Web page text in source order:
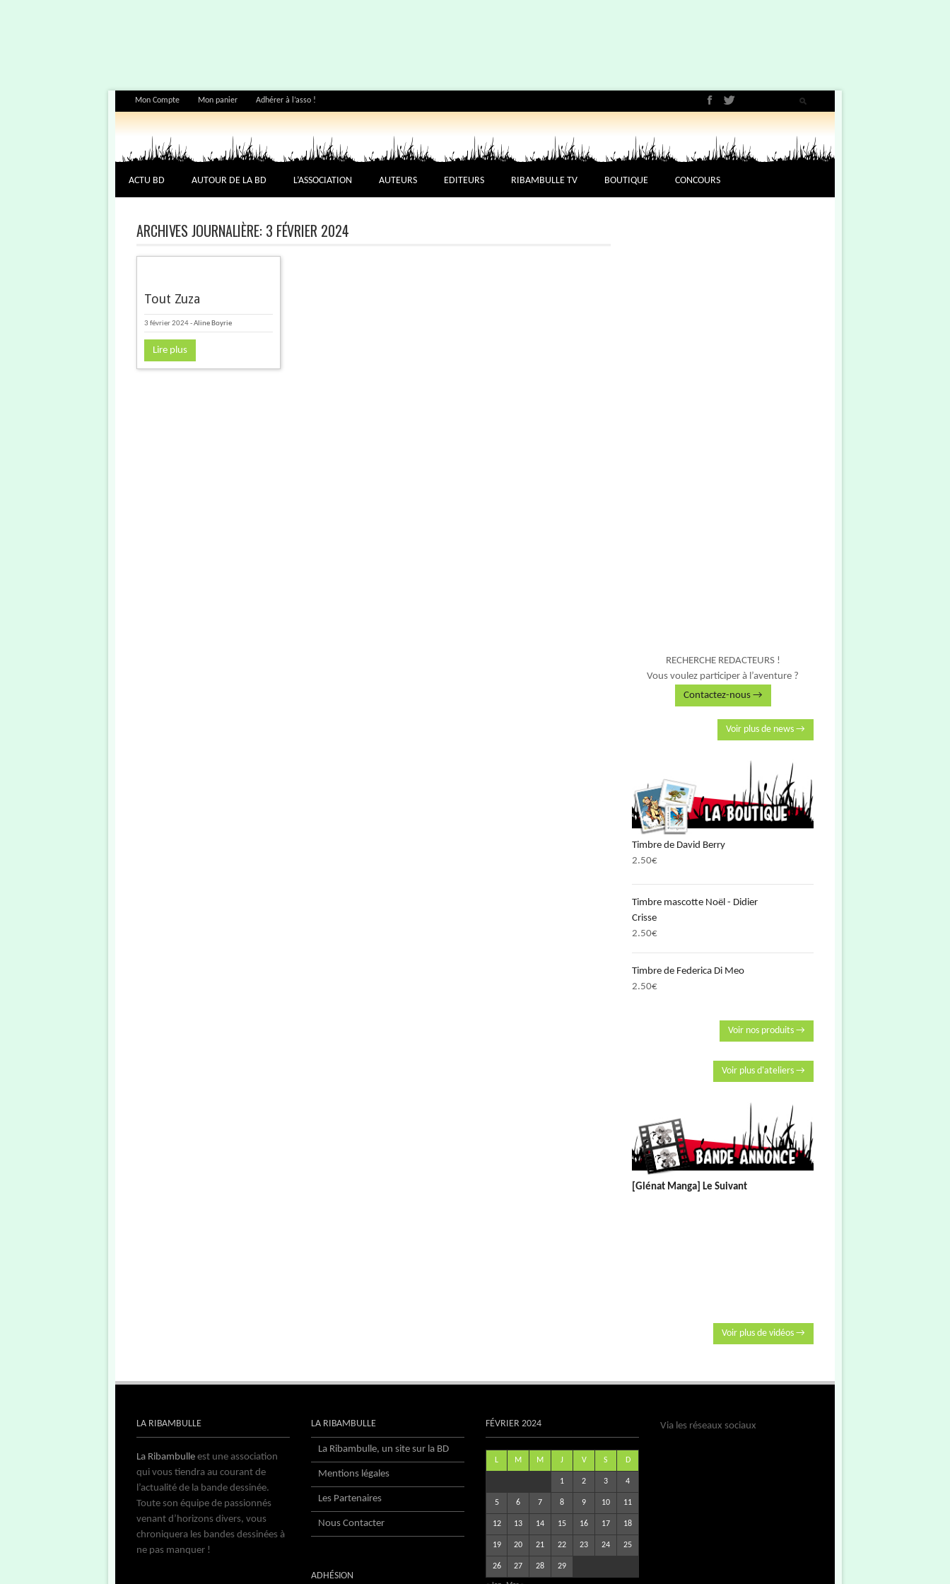
Mon Compte Mon panier Adhérer à l’asso !
ACTU BD AUTOUR DE LA BD L’ASSOCIATION AUTEURS EDITEURS RIBAMBULLE TV BOUTIQUE CONCOURS
ARCHIVES JOURNALIÈRE: 3 FÉVRIER 2024
Tout Zuza
3 février 2024-Aline Boyrie
Lire plus
RECHERCHE REDACTEURS !
Vous voulez participer à l’aventure ?
Contactez-nous →
Voir plus de news →
Timbre de David Berry
2.50€
Timbre mascotte Noël - Didier
Crisse
2.50€
Timbre de Federica Di Meo
2.50€
Voir nos produits →
Voir plus d'ateliers →
[Glénat Manga] Le Suivant
Voir plus de vidéos →
LA RIBAMBULLE
La Ribambulle est une association
qui vous tiendra au courant de
l’actualité de la bande dessinée.
Toute son équipe de passionnés
venant d’horizons divers, vous
chroniquera les bandes dessinées à
ne pas manquer !
LA RIBAMBULLE
La Ribambulle, un site sur la BD
Mentions légales
Les Partenaires
Nous Contacter
ADHÉSION
FÉVRIER 2024
L M M J V S D
1 2 3 4
5 6 7 8 9 10 11
12 13 14 15 16 17 18
19 20 21 22 23 24 25
26 27 28 29
Via les réseaux sociaux